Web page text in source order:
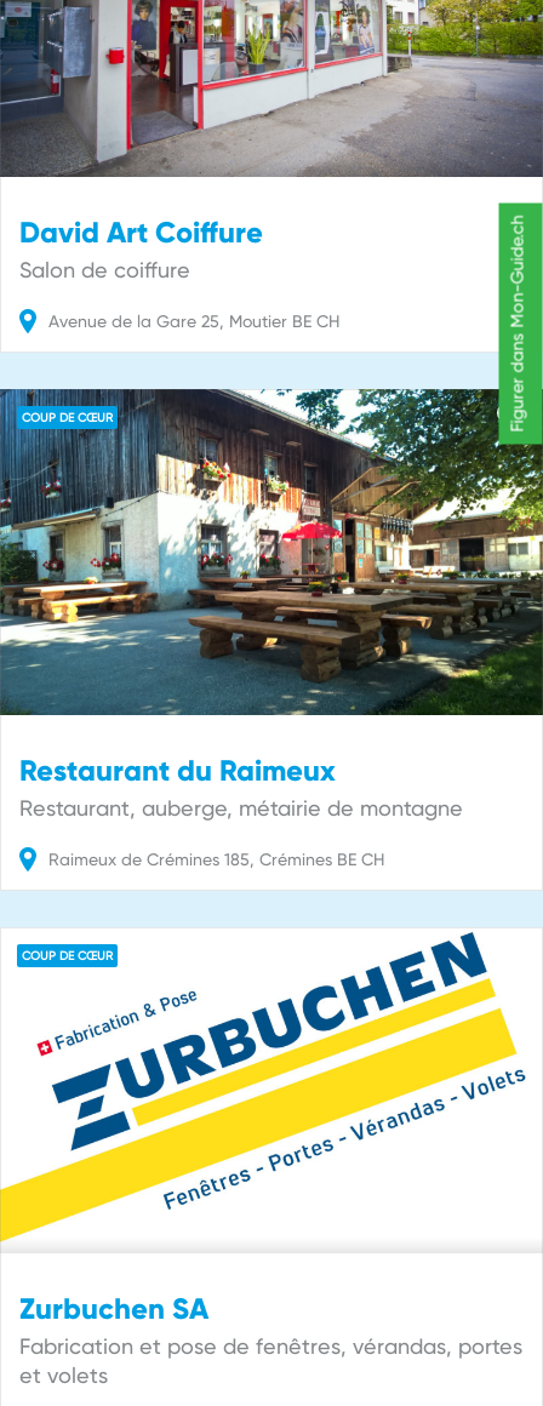
David Art Coiffure
Salon de coiffure
Avenue de la Gare 25 Moutier BE CH
COUP DE CŒUR
Restaurant du Raimeux
Restaurant, auberge, métairie de montagne
Raimeux de Crémines 185 Crémines BE CH
COUP DE CŒUR
Zurbuchen SA
Fabrication et pose de fenêtres, vérandas, portes
et volets
Figurer dans Mon-Guide.ch